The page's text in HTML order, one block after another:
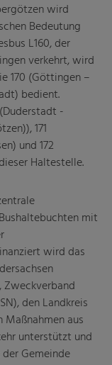
wird
Bedeutung
L160, der
verkehrt, wird
170 (Göttingen –
bedient.
-
171
und 172
Haltestelle.
mit
wird das
Zweckverband
den Landkreis
aus
unterstützt und
Gemeinde